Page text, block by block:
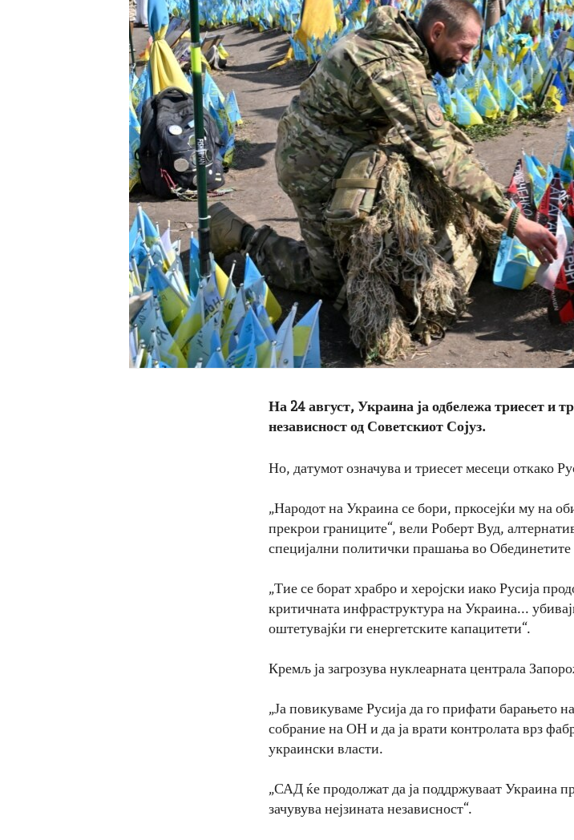
IDEALS AND INSTITUTIONS
На 24 август, Украина ја одбележа триесет и
независност од Советскиот Сојуз.
Но, датумот означува и триесет месеци откако
„Народот на Украина се бори, пркосејќи му на
прекрои границите“, вели Роберт Вуд,
специјални политички прашања во
„Тие се борат храбро и херојски иако Русија
критичната инфраструктура на Украина...
оштетувајќи ги енергетските капацитети“.
Кремљ ја загрозува нуклеарната централа
„Ја повикуваме Русија да го прифати барањето
собрание на ОН и да ја врати контролата врз
украински власти.
„САД ќе продолжат да ја поддржуваат Украина
зачувува нејзината независност“.